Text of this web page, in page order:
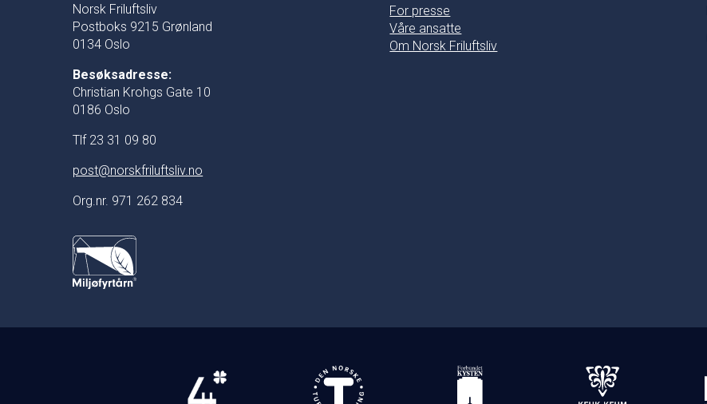
Norsk Friluftsliv
Postboks 9215 Grønland
0134 Oslo
Besøksadresse:
Christian Krohgs Gate 10
0186 Oslo
Tlf 23 31 09 80
post@norskfriluftsliv.no
Org.nr. 971 262 834
For presse
Våre ansatte
Om Norsk Friluftsliv